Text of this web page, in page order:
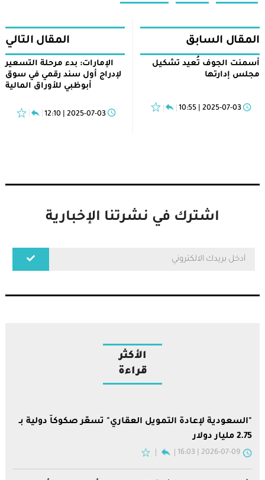
المقال السابق
أسمنت الجوف تُعيد تشكيل
مجلس إدارتها
2025-07-03 | 10:55
المقال التالي
الإمارات: بدء مرحلة التسعير
لإدراج أول سند رقمي في سوق
أبوظبي للأوراق المالية
2025-07-03 | 12:10
اشترك في نشرتنا الإخبارية
الأكثر
قراءة
"السعودية لإعادة التمويل العقاري" تسعّر صكوكاً دولية بـ
2.75 مليار دولار
2026-07-09 | 16:03